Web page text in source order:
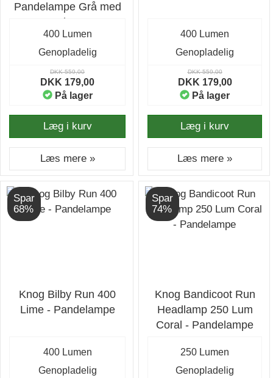
Pandelampe Grå med
400 lumen
400 Lumen
Genopladelig
DKK 559,00
DKK 179,00
På lager
Læg i kurv
Læs mere »
400 Lumen
Genopladelig
DKK 559,00
DKK 179,00
På lager
Læg i kurv
Læs mere »
Spar
68%
Knog Bilby Run 400
Lime - Pandelampe
400 Lumen
Genopladelig
Spar
74%
Knog Bandicoot Run
Headlamp 250 Lum
Coral - Pandelampe
250 Lumen
Genopladelig